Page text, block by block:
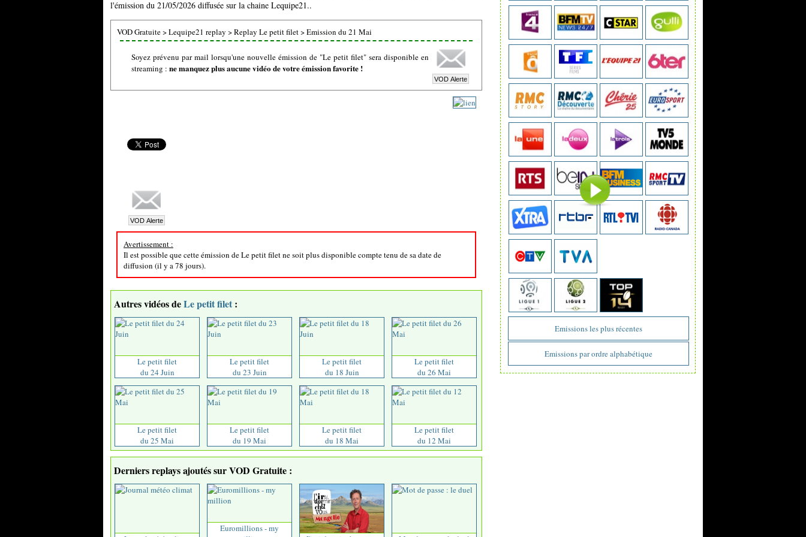
Emissions les plus récentes
Emissions par ordre alphabétique
l'émission du 21/05/2026 diffusée sur la chaine Lequipe21..
VOD Gratuite>Lequipe21 replay >Replay Le petit filet>Emission du 21 Mai
Soyez prévenu par mail lorsqu'une nouvelle émission de "Le petit filet" sera disponible en
streaming : ne manquez plus aucune vidéo de votre émission favorite !
Avertissement :
Il est possible que cette émission de Le petit filet ne soit plus disponible compte tenu de sa date de
diffusion (il y a 78 jours).
Autres vidéos deLe petit filet :
Le petit filet
du 24 Juin
Le petit filet
du 23 Juin
Le petit filet
du 18 Juin
Le petit filet
du 26 Mai
Le petit filet
du 25 Mai
Le petit filet
du 19 Mai
Le petit filet
du 18 Mai
Le petit filet
du 12 Mai
Derniers replays ajoutés sur VOD Gratuite :
Euromillions - my